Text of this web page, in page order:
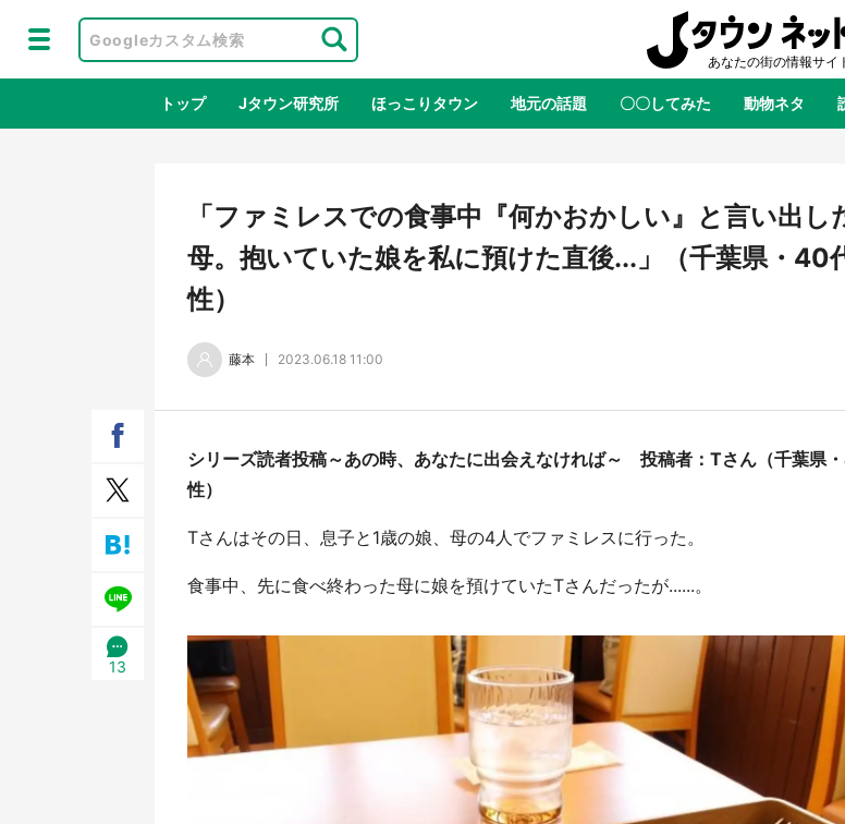
全国 全国
東北 青森 岩手
茨城 栃木
四国 徳島 香川
トップ Jタウン研究所 ほっこりタウン 地元の話題 〇〇してみた 動物ネタ
地域×二次元 絶景 あの時はありがとう 物語が
服！？ 県公式プロモ動画で「聖地」
が生産されてます【7／31～1／31】
に入り込む 六本木ヒルズ展望台でコ
る！ アニメ『
「ファミレスでの食事中『何かおかしい』と言い出し
母。抱いていた娘を私に預けた直後...」（千葉県・40
性）
藤本 2023.06.18 11:00
13
シリーズ読者投稿～あの時、あなたに出会えなければ～ 投稿者：Tさん（千葉県
性）
Tさんはその日、息子と1歳の娘、母の4人でファミレスに行った。
食事中、先に食べ終わった母に娘を預けていたTさんだったが......。